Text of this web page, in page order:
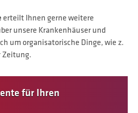
erteilt Ihnen gerne weitere
unsere Krankenhäuser und
um organisatorische Dinge, wie z.
Zeitung.
für Ihren